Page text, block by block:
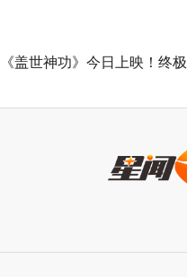
《盖世神功》今日上映！终极